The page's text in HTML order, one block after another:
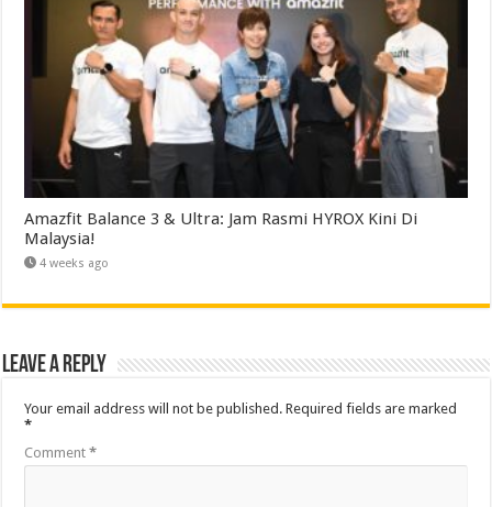
Amazfit Balance 3 & Ultra: Jam Rasmi HYROX Kini Di
Malaysia!
4 weeks ago
Leave a Reply
Your email address will not be published. Required fields are marked
*
Comment*